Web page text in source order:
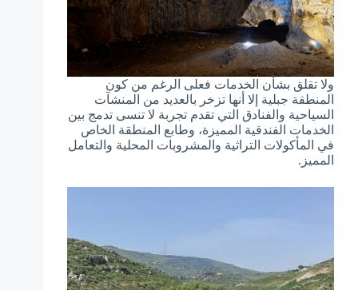
ولا تقلق بشأن الخدمات فعلى الرغم من كون
المنطقة جبلية إلا أنها تزخر بالعديد من المنشآت
السياحية والفنادق التي تقدم تجربة لا تنسى تدمج بين
الخدمات الفندقية المميزة، وطابع المنطقة الخاص
في المأكولات التراثية والمشروبات المحلية والتعامل
المميز.